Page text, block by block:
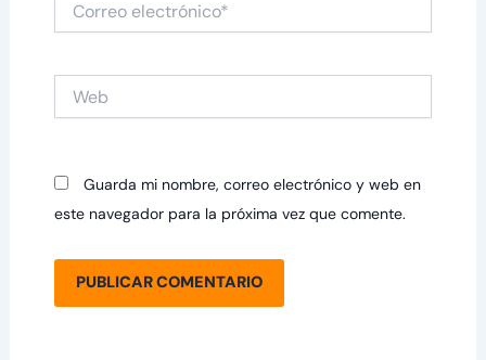
electrónico*
Guarda mi nombre, correo electrónico y web en
este navegador para la próxima vez que comente.